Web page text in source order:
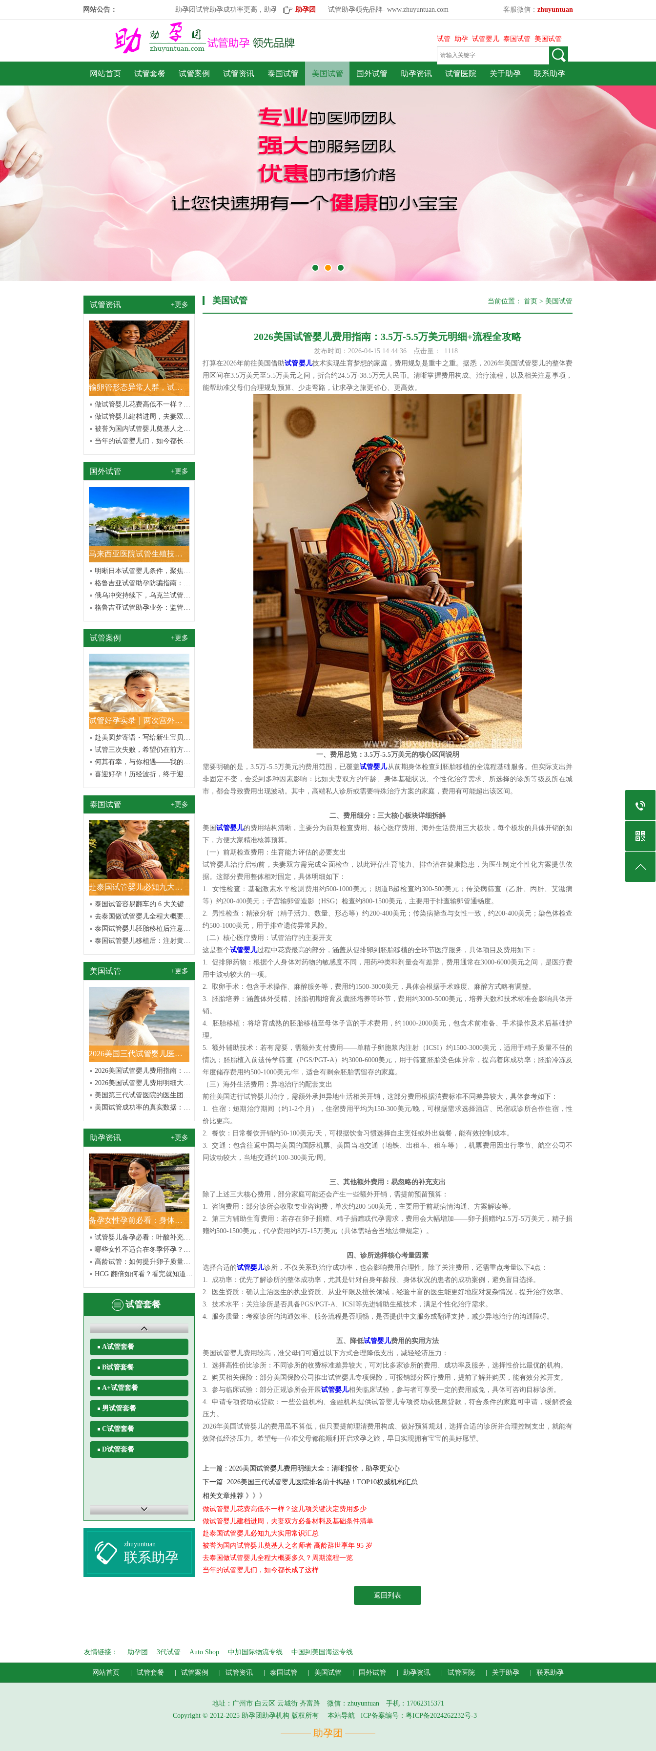
网站公告： 助孕团试管助孕成功率更高，助孕服务更有保障！已为505500个家庭实现愿望！ 客服微信： zhuyuntuan
助孕团 试管助孕领先品牌- www.zhuyuntuan.com
试管 助孕 试管婴儿 泰国试管 美国试管
网站首页 试管套餐 试管案例 试管资讯 泰国试管 美国试管 国外试管 助孕资讯 试管医院 关于助孕 联系助孕
试管资讯 +更多
输卵管形态异常人群，试管助孕受孕几率究竟怎么样？
做试管婴儿花费高低不一样？这几项关键决定费用多少
做试管婴儿建档进周，夫妻双方必备材料及基础条件清单
被誉为国内试管婴儿奠基人之名师者 高龄辞世享年 95 岁
当年的试管婴儿们，如今都长成了这样
国外试管 +更多
马来西亚医院试管生殖技术的较新进展与研究
明晰日本试管婴儿条件，聚焦成功受孕与健康保障
格鲁吉亚试管助孕防骗指南：识破经典骗局，守护求子之路
俄乌冲突持续下，乌克兰试管助孕生娃梦想坚守者的不凡征程
格鲁吉亚试管助孕业务：监管加强引发的波澜与思考
试管案例 +更多
试管好孕实录｜两次宫外孕重创、三次促孕坚持，如今我的宝贝已健
赴美圆梦寄语・写给新生宝贝的心里话
试管三次失败，希望仍在前方——那些熬过艰辛终得圆满的故事
何其有幸，与你相遇——我的试管好孕日记
喜迎好孕！历经波折，终于迎来期待已久的小生命
泰国试管 +更多
赴泰国试管婴儿必知九大实用常识汇总
泰国试管容易翻车的 6 大关键环节解析
去泰国做试管婴儿全程大概要多久？周期流程一览
泰国试管婴儿胚胎移植后注意事项全解析
泰国试管婴儿移植后：注射黄体酮与塞雪诺酮究竟哪个更好？
美国试管 +更多
2026美国三代试管婴儿医院排名前十揭秘！TOP10权威机构
2026美国试管婴儿费用指南：3.5万-5.5万美元明细+流
2026美国试管婴儿费用明细大全：清晰报价，助孕更安心
美国第三代试管医院的医生团队与技术力量：为何你值得信赖
美国试管成功率的真实数据：洞悉你需要了解的关键因素
助孕资讯 +更多
备孕女性孕前必看：身体排毒调理做好，才能安心怀好孕
试管婴儿备孕必看：叶酸补充的重要性及正确方法
哪些女性不适合在冬季怀孕？看完这篇避开生育误区
高龄试管：如何提升卵子质量？女性同胞必看
HCG 翻倍如何看？看完就知道了！请看以下详解
试管套餐
A试管套餐
B试管套餐
A+试管套餐
男试管套餐
C试管套餐
D试管套餐
zhuyuntuan
联系助孕
美国试管 当前位置： 首页 > 美国试管
2026美国试管婴儿费用指南：3.5万-5.5万美元明细+流程全攻略
发布时间：2026-04-15 14:44:36 点击量：
1118
打算在2026年前往美国借助试管婴儿技术实现生育梦想的家庭，费用规划是重中之重。据悉，2026年美国试管婴儿的整体费
用区间在3.5万美元至5.5万美元之间，折合约24.5万-38.5万元人民币。清晰掌握费用构成、治疗流程，以及相关注意事项，
能帮助准父母们合理规划预算、少走弯路，让求孕之旅更省心、更高效。
一、费用总览：3.5万-5.5万美元的核心区间说明
需要明确的是，3.5万-5.5万美元的费用范围，已覆盖试管婴儿从前期身体检查到胚胎移植的全流程基础服务。但实际支出并
非固定不变，会受到多种因素影响：比如夫妻双方的年龄、身体基础状况、个性化治疗需求、所选择的诊所等级及所在城
市，都会导致费用出现波动。其中，高端私人诊所或需要特殊治疗方案的家庭，费用有可能超出该区间。
二、费用细分：三大核心板块详细拆解
美国试管婴儿的费用结构清晰，主要分为前期检查费用、核心医疗费用、海外生活费用三大板块，每个板块的具体开销的如
下，方便大家精准核算预算。
（一）前期检查费用：生育能力评估的必要支出
试管婴儿治疗启动前，夫妻双方需完成全面检查，以此评估生育能力、排查潜在健康隐患，为医生制定个性化方案提供依
据。这部分费用整体相对固定，具体明细如下：
1. 女性检查：基础激素水平检测费用约500-1000美元；阴道B超检查约300-500美元；传染病筛查（乙肝、丙肝、艾滋病
等）约200-400美元；子宫输卵管造影（HSG）检查约800-1500美元，主要用于排查输卵管通畅度。
2. 男性检查：精液分析（精子活力、数量、形态等）约200-400美元；传染病筛查与女性一致，约200-400美元；染色体检查
约500-1000美元，用于排查遗传异常风险。
（二）核心医疗费用：试管治疗的主要开支
这是整个试管婴儿过程中花费最高的部分，涵盖从促排卵到胚胎移植的全环节医疗服务，具体项目及费用如下：
1. 促排卵药物：根据个人身体对药物的敏感度不同，用药种类和剂量会有差异，费用通常在3000-6000美元之间，是医疗费
用中波动较大的一项。
2. 取卵手术：包含手术操作、麻醉服务等，费用约1500-3000美元，具体会根据手术难度、麻醉方式略有调整。
3. 胚胎培养：涵盖体外受精、胚胎初期培育及囊胚培养等环节，费用约3000-5000美元，培养天数和技术标准会影响具体开
销。
4. 胚胎移植：将培育成熟的胚胎移植至母体子宫的手术费用，约1000-2000美元，包含术前准备、手术操作及术后基础护
理。
5. 额外辅助技术：若有需要，需额外支付费用——单精子卵胞浆内注射（ICSI）约1500-3000美元，适用于精子质量不佳的
情况；胚胎植入前遗传学筛查（PGS/PGT-A）约3000-6000美元，用于筛查胚胎染色体异常，提高着床成功率；胚胎冷冻及
年度储存费用约500-1000美元/年，适合有剩余胚胎需留存的家庭。
（三）海外生活费用：异地治疗的配套支出
前往美国进行试管婴儿治疗，需额外承担异地生活相关开销，这部分费用根据消费标准不同差异较大，具体参考如下：
1. 住宿：短期治疗期间（约1-2个月），住宿费用平均为150-300美元/晚，可根据需求选择酒店、民宿或诊所合作住宿，性
价比更高。
2. 餐饮：日常餐饮开销约50-100美元/天，可根据饮食习惯选择自主烹饪或外出就餐，能有效控制成本。
3. 交通：包含往返中国与美国的国际机票、美国当地交通（地铁、出租车、租车等），机票费用因出行季节、航空公司不
同波动较大，当地交通约100-300美元/周。
三、其他额外费用：易忽略的补充支出
除了上述三大核心费用，部分家庭可能还会产生一些额外开销，需提前预留预算：
1. 咨询费用：部分诊所会收取专业咨询费，单次约200-500美元，主要用于前期病情沟通、方案解读等。
2. 第三方辅助生育费用：若存在卵子捐赠、精子捐赠或代孕需求，费用会大幅增加——卵子捐赠约2.5万-5万美元，精子捐
赠约500-1500美元，代孕费用约8万-15万美元（具体需结合当地法律规定）。
四、诊所选择核心考量因素
选择合适的试管婴儿诊所，不仅关系到治疗成功率，也会影响费用合理性。除了关注费用，还需重点考量以下4点：
1. 成功率：优先了解诊所的整体成功率，尤其是针对自身年龄段、身体状况的患者的成功案例，避免盲目选择。
2. 医生资质：确认主治医生的执业资质、从业年限及擅长领域，经验丰富的医生能更好地应对复杂情况，提升治疗效率。
3. 技术水平：关注诊所是否具备PGS/PGT-A、ICSI等先进辅助生殖技术，满足个性化治疗需求。
4. 服务质量：考察诊所的沟通效率、服务流程是否顺畅，是否提供中文服务或翻译支持，减少异地治疗的沟通障碍。
五、降低试管婴儿费用的实用方法
美国试管婴儿费用较高，准父母们可通过以下方式合理降低支出，减轻经济压力：
1. 选择高性价比诊所：不同诊所的收费标准差异较大，可对比多家诊所的费用、成功率及服务，选择性价比最优的机构。
2. 购买相关保险：部分美国保险公司推出试管婴儿专项保险，可报销部分医疗费用，提前了解并购买，能有效分摊开支。
3. 参与临床试验：部分正规诊所会开展试管婴儿相关临床试验，参与者可享受一定的费用减免，具体可咨询目标诊所。
4. 申请专项资助或贷款：一些公益机构、金融机构提供试管婴儿专项资助或低息贷款，符合条件的家庭可申请，缓解资金
压力。
2026年美国试管婴儿的费用虽不算低，但只要提前理清费用构成、做好预算规划，选择合适的诊所并合理控制支出，就能有
效降低经济压力。希望每一位准父母都能顺利开启求孕之旅，早日实现拥有宝宝的美好愿望。
上一篇 : 2026美国试管婴儿费用明细大全：清晰报价，助孕更安心
下一篇: 2026美国三代试管婴儿医院排名前十揭秘！TOP10权威机构汇总
相关文章推荐 》》》
做试管婴儿花费高低不一样？这几项关键决定费用多少
做试管婴儿建档进周，夫妻双方必备材料及基础条件清单
赴泰国试管婴儿必知九大实用常识汇总
被誉为国内试管婴儿奠基人之名师者 高龄辞世享年 95 岁
去泰国做试管婴儿全程大概要多久？周期流程一览
当年的试管婴儿们，如今都长成了这样
返回列表
友情链接： 助孕团 3代试管 Auto Shop 中加国际物流专线 中国到美国海运专线
网站首页 试管套餐 试管案例 试管资讯 泰国试管 美国试管 国外试管 助孕资讯 试管医院 关于助孕 联系助孕
地址：广州市 白云区 云城街 齐富路 微信：zhuyuntuan 手机：17062315371
Copyright © 2012-2025 助孕团助孕机构 版权所有
本站导航ICP备案编号： 粤ICP备2024262232号-3
助孕团